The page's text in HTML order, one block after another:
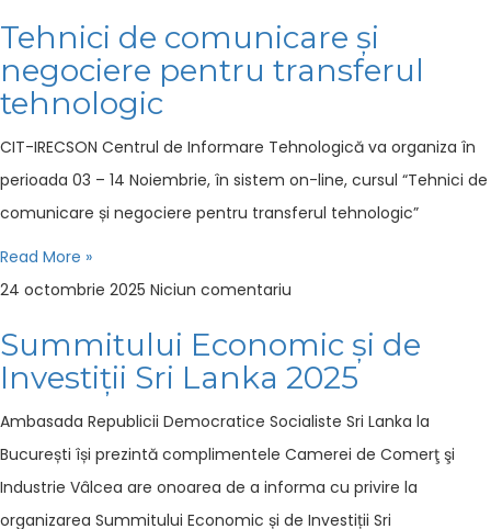
Tehnici de comunicare și
negociere pentru transferul
tehnologic
CIT-IRECSON Centrul de Informare Tehnologică va organiza în
perioada 03 – 14 Noiembrie, în sistem on-line, cursul “Tehnici de
comunicare și negociere pentru transferul tehnologic”
Read More »
24 octombrie 2025 Niciun comentariu
Summitului Economic și de
Investiții Sri Lanka 2025
Ambasada Republicii Democratice Socialiste Sri Lanka la
București își prezintă complimentele Camerei de Comerţ şi
Industrie Vâlcea are onoarea de a informa cu privire la
organizarea Summitului Economic și de Investiții Sri